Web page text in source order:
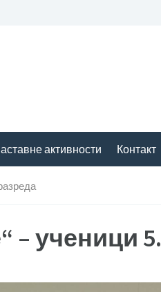
активности Контакт
– ученици 5.